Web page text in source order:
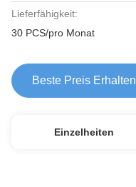
Lieferfähigkeit:
30 PCS/pro Monat
Beste Preis Erhalten
Einzelheiten